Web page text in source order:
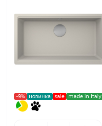
-9% новинка sale made in italy